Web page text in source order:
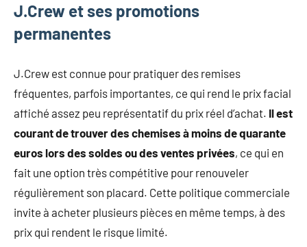
J.Crew et ses promotions
permanentes
J.Crew est connue pour pratiquer des remises
fréquentes, parfois importantes, ce qui rend le prix facial
affiché assez peu représentatif du prix réel d’achat. Il est
courant de trouver des chemises à moins de quarante
euros lors des soldes ou des ventes privées, ce qui en
fait une option très compétitive pour renouveler
régulièrement son placard. Cette politique commerciale
invite à acheter plusieurs pièces en même temps, à des
prix qui rendent le risque limité.